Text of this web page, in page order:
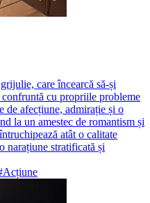
care încearcă să-și
cu propriile probleme
de afecțiune, admirație și o
la un amestec de romantism și
atât o calitate
narațiune stratificată și